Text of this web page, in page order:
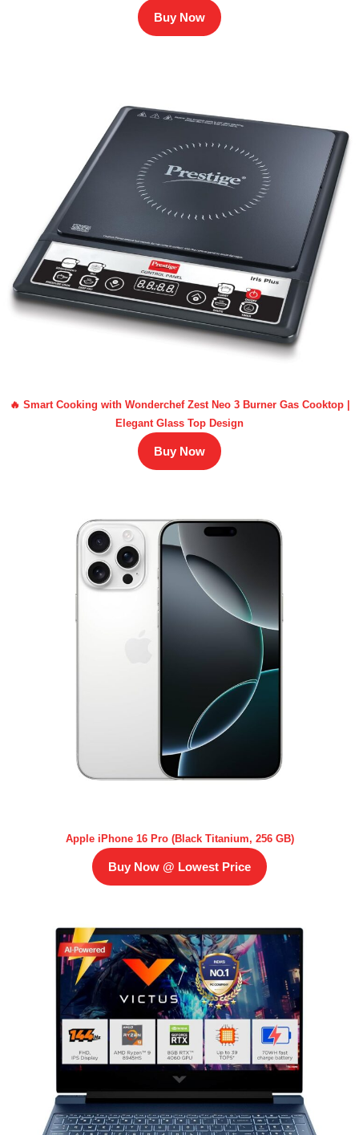
Buy Now
🔥 Smart Cooking with Wonderchef Zest Neo 3 Burner Gas Cooktop |
Elegant Glass Top Design
Buy Now
Apple iPhone 16 Pro (Black Titanium, 256 GB)
Buy Now @ Lowest Price